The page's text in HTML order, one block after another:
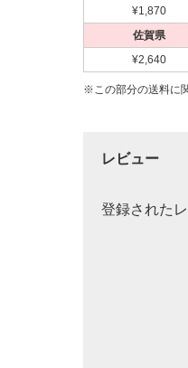
※この部分の送料に
¥1,870
佐賀県
¥2,640
レビュー
登録された